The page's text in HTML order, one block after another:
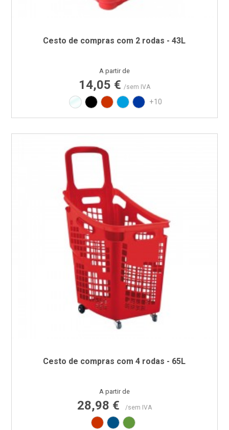
Cesto de compras com 2 rodas - 43L
Preço
A partir de
14,05 € /sem IVA
Translúcido
Preto Vermelho RAL3020
Azul PAN 299C
Azul PAN 293C
+10
Cesto de compras com 4 rodas - 65L
Preço
A partir de
28,98 € /sem IVA
Vermelho RAL3020
Azul RAL5005
Verde RAL6018